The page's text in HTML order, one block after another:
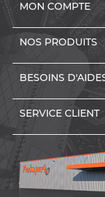
MON COMPTE
NOS PRODUITS
BESOINS
SERVICE CLIENT